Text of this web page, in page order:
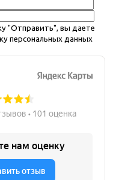
"Отправить", вы даете
персональных данных